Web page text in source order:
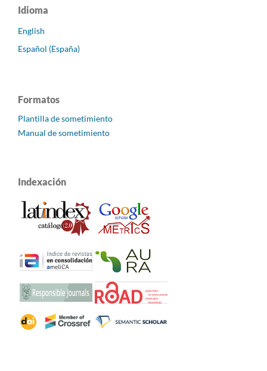
Idioma
English
Español (España)
Formatos
Plantilla de sometimiento
Manual de sometimiento
Indexación